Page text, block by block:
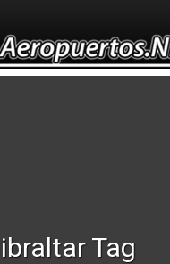
Tag